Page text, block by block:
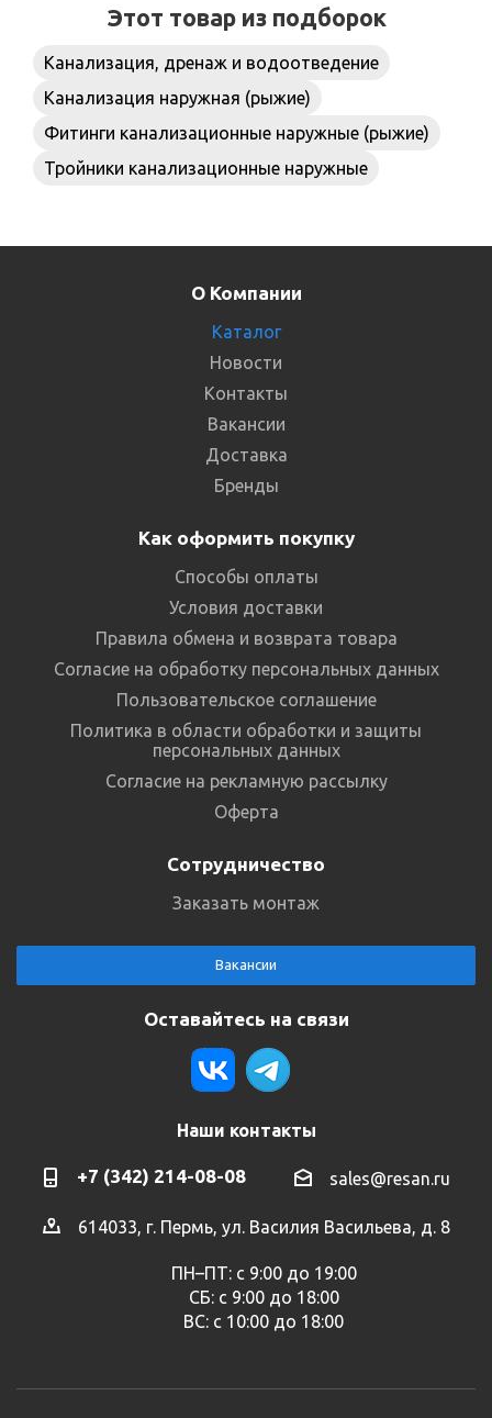
Этот товар из подборок
Канализация, дренаж и водоотведение
Канализация наружная (рыжие)
Фитинги канализационные наружные (рыжие)
Тройники канализационные наружные
О Компании
Каталог
Новости
Контакты
Вакансии
Доставка
Бренды
Как оформить покупку
Способы оплаты
Условия доставки
Правила обмена и возврата товара
Согласие на обработку персональных данных
Пользовательское соглашение
Политика в области обработки и защиты
персональных данных
Согласие на рекламную рассылку
Оферта
Сотрудничество
Заказать монтаж
Вакансии
Оставайтесь на связи
Наши контакты
+7 (342) 214-08-08 sales@resan.ru
614033, г. Пермь, ул. Василия Васильева, д. 8
ПН–ПТ: с 9:00 до 19:00
СБ: с 9:00 до 18:00
ВС: с 10:00 до 18:00